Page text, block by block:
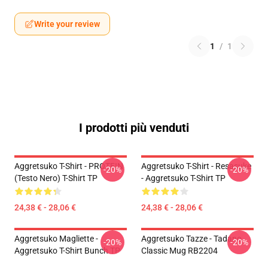
Write your review
1 / 1
I prodotti più venduti
Aggretsuko T-Shirt - PROTEIN
(testo Nero) T-Shirt TP
24,38 € - 28,06 €
-20%
Aggretsuko T-Shirt - Resasuke
- Aggretsuko T-Shirt TP
24,38 € - 28,06 €
-20%
Aggretsuko Magliette -
Aggretsuko T-Shirt Bunch TP
-20%
Aggretsuko Tazze - Tadano
Classic Mug RB2204
-20%